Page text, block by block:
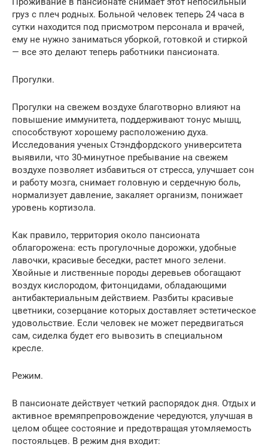
груз с плеч родных. Больной человек теперь 24 часа в
сутки находится под присмотром персонала и врачей,
ему не нужно заниматься уборкой, готовкой и стиркой
— все это делают теперь работники пансионата.
Прогулки.
Прогулки на свежем воздухе благотворно влияют на
повышение иммунитета, поддерживают тонус мышц,
способствуют хорошему расположению духа.
Исследования ученых Стэндфордского университета
выявили, что 30-минутное пребывание на свежем
воздухе позволяет избавиться от стресса, улучшает сон
и работу мозга, снимает головную и сердечную боль,
нормализует давление, закаляет организм, понижает
уровень кортизола.
Как правило, территория около пансионата
облагорожена: есть прогулочные дорожки, удобные
лавочки, красивые беседки, растет много зелени.
Хвойные и лиственные породы деревьев обогащают
воздух кислородом, фитонцидами, обладающими
антибактериальным действием. Разбиты красивые
цветники, созерцание которых доставляет эстетическое
удовольствие. Если человек не может передвигаться
сам, сиделка будет его вывозить в специальном
кресле.
Режим.
В пансионате действует четкий распорядок дня. Отдых и
активное времяпрепровождение чередуются, улучшая в
целом общее состояние и предотвращая утомляемость
постояльцев. В режим дня входит: